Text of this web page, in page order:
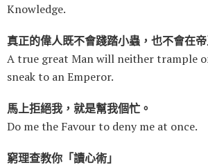
Knowledge.
真正的偉人既不會踐踏小蟲，也不會在
A true great Man will neither trample
sneak to an Emperor.
馬上拒絕我，就是幫我個忙。
Do me the Favour to deny me at once.
窮理查教你「讀心術」